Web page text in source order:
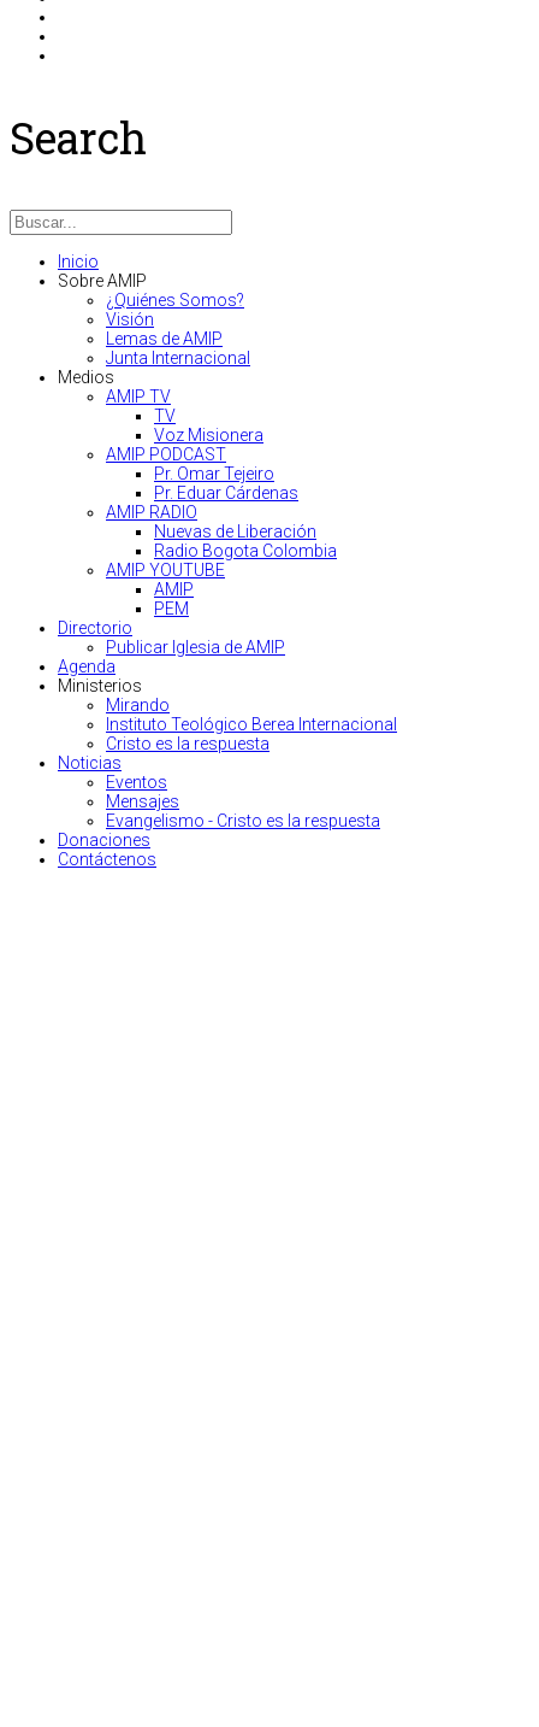
Search
Inicio
Sobre AMIP
¿Quiénes Somos?
Visión
Lemas de AMIP
Junta Internacional
Medios
AMIP TV
TV
Voz Misionera
AMIP PODCAST
Pr. Omar Tejeiro
Pr. Eduar Cárdenas
AMIP RADIO
Nuevas de Liberación
Radio Bogota Colombia
AMIP YOUTUBE
AMIP
PEM
Directorio
Publicar Iglesia de AMIP
Agenda
Ministerios
Mirando
Instituto Teológico Berea Internacional
Cristo es la respuesta
Noticias
Eventos
Mensajes
Evangelismo - Cristo es la respuesta
Donaciones
Contáctenos